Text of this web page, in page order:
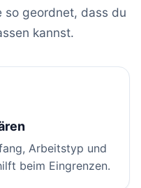
so geordnet, dass du
kannst.
Arbeitstyp und
beim Eingrenzen.